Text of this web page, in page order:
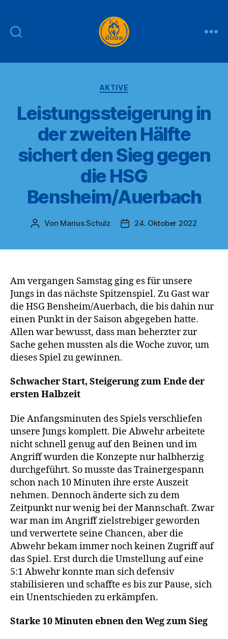
DOGS
Kategorien
AKTIVE
Leistungssteigerung in
der zweiten Hälfte
sichert den Sieg gegen
die HSG
Bensheim/Auerbach
Beitragsautor
Von Marius Schulz Veröffentlichungsdatum
24. Oktober 2022
Am vergangen Samstag ging es für unsere
Jungs in das nächste Spitzenspiel. Zu Gast war
die HSG Bensheim/Auerbach, die bis dahin nur
einen Punkt in der Saison abgegeben hatte.
Allen war bewusst, dass man beherzter zur
Sache gehen mussten als die Woche zuvor, um
dieses Spiel zu gewinnen.
Schwacher Start, Steigerung zum Ende der
ersten Halbzeit
Die Anfangsminuten des Spiels verschliefen
unsere Jungs komplett. Die Abwehr arbeitete
nicht schnell genug auf den Beinen und im
Angriff wurden die Konzepte nur halbherzig
durchgeführt. So musste das Trainergespann
schon nach 10 Minuten ihre erste Auszeit
nehmen. Dennoch änderte sich zu dem
Zeitpunkt nur wenig bei der Mannschaft. Zwar
war man im Angriff zielstrebiger geworden
und verwertete seine Chancen, aber die
Abwehr bekam immer noch keinen Zugriff auf
das Spiel. Erst durch die Umstellung auf eine
5:1 Abwehr konnte man sich defensiv
stabilisieren und schaffte es bis zur Pause, sich
ein Unentschieden zu erkämpfen.
Starke 10 Minuten ebnen den Weg zum Sieg